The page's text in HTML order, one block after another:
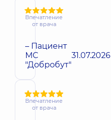
Впечатление
от врача
– Пациент
МС
"Добробут"
31.07.2026
Впечатление
от врача